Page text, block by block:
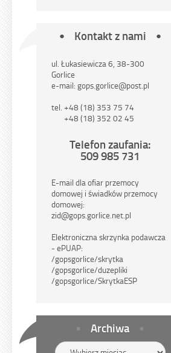
Kontakt z nami
ul. Łukasiewicza 6, 38-300
Gorlice
e-mail: gops.gorlice@post.pl
tel. +48 (18) 353 75 74
+48 (18) 352 02 45
Telefon zaufania:
509 985 731
E-mail dla ofiar przemocy
domowej i świadków przemocy
domowej:
zid@gops.gorlice.net.pl
Elektroniczna skrzynka podawcza
- ePUAP:
/gopsgorlice/skrytka
/gopsgorlice/duzepliki
/gopsgorlice/SkrytkaESP
Archiwa
Archiwa